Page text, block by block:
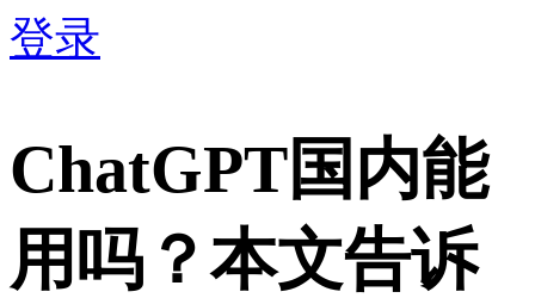
登录
ChatGPT国内能
用吗？本文告诉